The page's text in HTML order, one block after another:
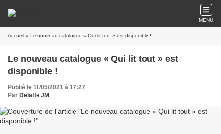
MENU
Accueil » Le nouveau catalogue « Qui lit tout » est disponible !
Le nouveau catalogue « Qui lit tout » est
disponible !
Publié le 11/05/2021 à 17:27
Par Delatte JM